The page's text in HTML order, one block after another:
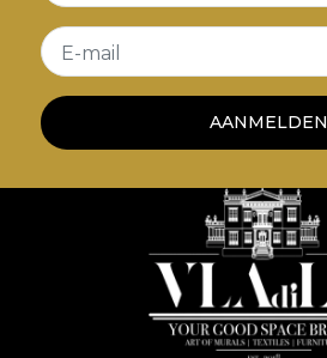
E-mail
AANMELDEN